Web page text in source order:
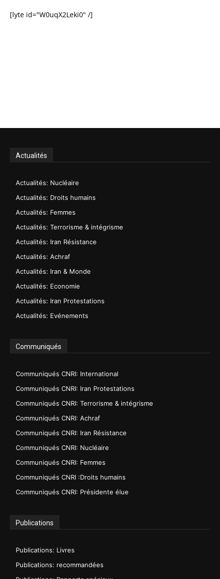
[lyte id="W0uqX2Leki0" /]
Actualités
Actualités: Nucléaire
Actualités: Droits humains
Actualités: Femmes
Actualités: Terrorisme & intégrisme
Actualités: Iran Résistance
Actualités: Achraf
Actualités: Iran & Monde
Actualités: Economie
Actualités: Iran Protestations
Actualités: Evénements
Communiqués
Communiqués CNRI: International
Communiqués CNRI: Iran Protestations
Communiqués CNRI: Terrorisme & intégrisme
Communiqués CNRI: Achraf
Communiqués CNRI: Iran Résistance
Communiqués CNRI: Nucléaire
Communiqués CNRI: Femmes
Communiqués CNRI :Droits humains
Communiqués CNRI: Présidente élue
Publications
Publications: Livres
Publications: recommandées